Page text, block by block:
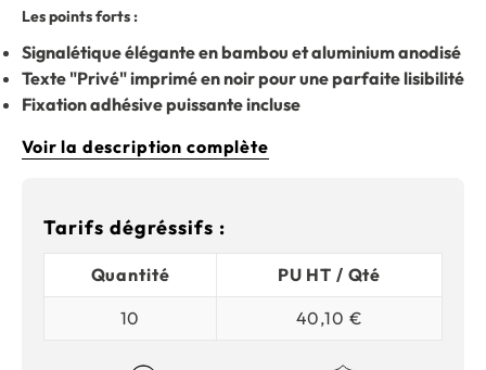
Les points forts :
Signalétique élégante en bambou et aluminium anodisé
Texte "Privé" imprimé en noir pour une parfaite lisibilité
Fixation adhésive puissante incluse
Voir la description complète
Tarifs dégréssifs :
Quantité
PU HT / Qté
10
40,10 €